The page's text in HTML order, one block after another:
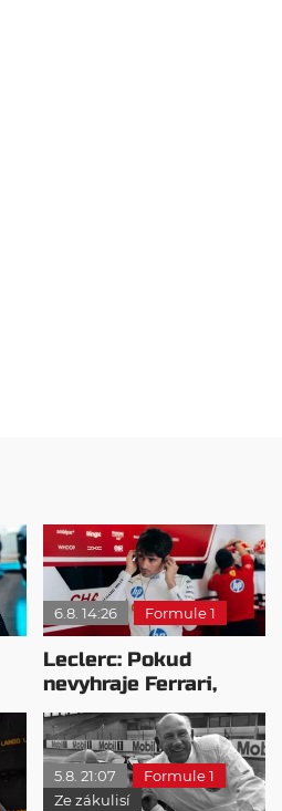
6.8. 14:26 Formule 1
Leclerc: Pokud
nevyhraje Ferrari,
přeji titul
Antonellimu
5.8. 21:07
Formule 1
Ze zákulisí